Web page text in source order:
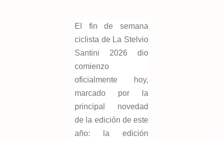
El fin de semana
ciclista de La Stelvio
Santini 2026 dio
comienzo
oficialmente hoy,
marcado por la
principal novedad
de la edición de este
año: la edición